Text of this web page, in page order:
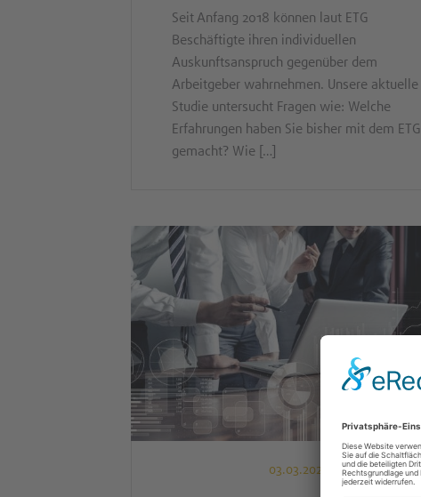
Seit Anfang 2018 können laut ETG
Beschäftigte ihren individuellen
Auskunftsanspruch gegenüber dem
Arbeitgeber wahrnehmen. Unsere aktuelle
Studie untersucht Fragen wie: Welche
Erfahrungen haben Sie bisher mit dem ETG
gemacht? Wie […]
03.03.2021